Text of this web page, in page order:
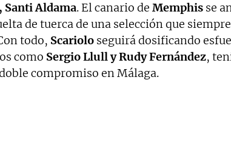
Santi Aldama. El canario de Memphis se
de tuerca de una selección que
todo, Scariolo seguirá dosificando
como Sergio Llull y Rudy Fernández,
compromiso en Málaga.